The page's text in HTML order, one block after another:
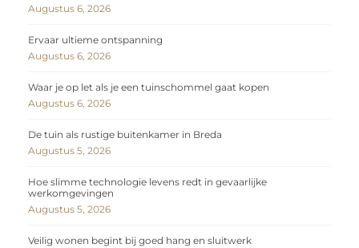
Augustus 6, 2026
Ervaar ultieme ontspanning
Augustus 6, 2026
Waar je op let als je een tuinschommel gaat kopen
Augustus 6, 2026
De tuin als rustige buitenkamer in Breda
Augustus 5, 2026
Hoe slimme technologie levens redt in gevaarlijke
werkomgevingen
Augustus 5, 2026
Veilig wonen begint bij goed hang en sluitwerk